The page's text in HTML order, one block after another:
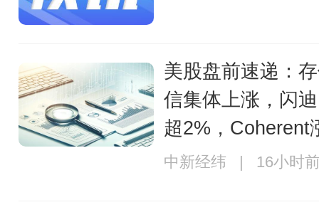
美股盘前速递：
信集体上涨，闪
超2%，Coherent
中新经纬 | 16小时